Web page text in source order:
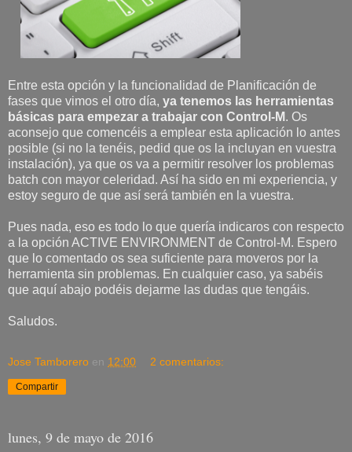
Entre esta opción y la funcionalidad de Planificación de
fases que vimos el otro día, ya tenemos las herramientas
básicas para empezar a trabajar con Control-M. Os
aconsejo que comencéis a emplear esta aplicación lo antes
posible (si no la tenéis, pedid que os la incluyan en vuestra
instalación), ya que os va a permitir resolver los problemas
batch con mayor celeridad. Así ha sido en mi experiencia, y
estoy seguro de que así será también en la vuestra.
Pues nada, eso es todo lo que quería indicaros con respecto
a la opción ACTIVE ENVIRONMENT de Control-M. Espero
que lo comentado os sea suficiente para moveros por la
herramienta sin problemas. En cualquier caso, ya sabéis
que aquí abajo podéis dejarme las dudas que tengáis.
Saludos.
Jose Tamborero en 12:00 2 comentarios:
Compartir
lunes, 9 de mayo de 2016